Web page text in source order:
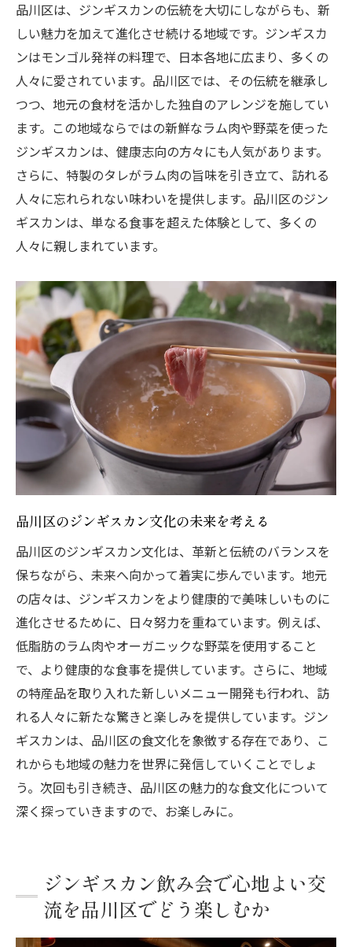
品川区は、ジンギスカンの伝統を大切にしながらも、新
しい魅力を加えて進化させ続ける地域です。ジンギスカ
ンはモンゴル発祥の料理で、日本各地に広まり、多くの
人々に愛されています。品川区では、その伝統を継承し
つつ、地元の食材を活かした独自のアレンジを施してい
ます。この地域ならではの新鮮なラム肉や野菜を使った
ジンギスカンは、健康志向の方々にも人気があります。
さらに、特製のタレがラム肉の旨味を引き立て、訪れる
人々に忘れられない味わいを提供します。品川区のジン
ギスカンは、単なる食事を超えた体験として、多くの
人々に親しまれています。
品川区のジンギスカン文化の未来を考える
品川区のジンギスカン文化は、革新と伝統のバランスを
保ちながら、未来へ向かって着実に歩んでいます。地元
の店々は、ジンギスカンをより健康的で美味しいものに
進化させるために、日々努力を重ねています。例えば、
低脂肪のラム肉やオーガニックな野菜を使用すること
で、より健康的な食事を提供しています。さらに、地域
の特産品を取り入れた新しいメニュー開発も行われ、訪
れる人々に新たな驚きと楽しみを提供しています。ジン
ギスカンは、品川区の食文化を象徴する存在であり、こ
れからも地域の魅力を世界に発信していくことでしょ
う。次回も引き続き、品川区の魅力的な食文化について
深く探っていきますので、お楽しみに。
ジンギスカン飲み会で心地よい交
流を品川区でどう楽しむか